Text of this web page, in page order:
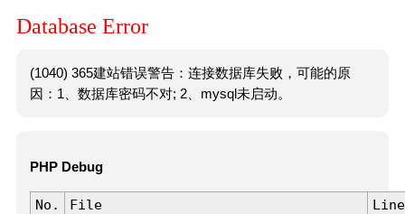
Database Error
(1040) 365建站错误警告：连接数据库失败，可能的原
因：1、数据库密码不对; 2、mysql未启动。
PHP Debug
No. File
Line